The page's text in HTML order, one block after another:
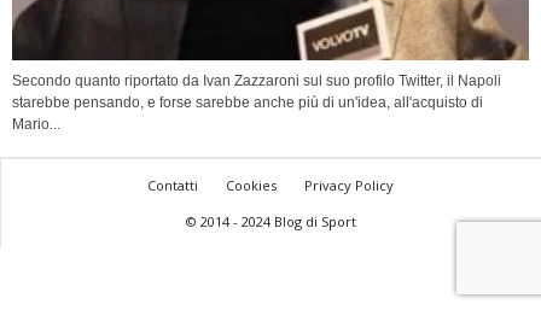
Secondo quanto riportato da Ivan Zazzaroni sul suo profilo Twitter, il Napoli
starebbe pensando, e forse sarebbe anche più di un'idea, all'acquisto di
Mario...
Contatti Cookies
Privacy Policy
© 2014 - 2024 Blog di Sport